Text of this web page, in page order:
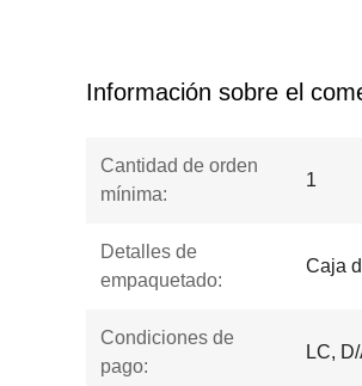
Información sobre el
Cantidad de orden
mínima:
1
Detalles de
empaquetado:
Caja
Condiciones de
pago:
LC,